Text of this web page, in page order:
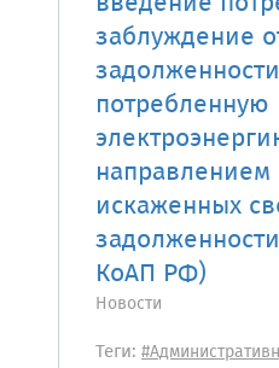
заблуждение
потребленную
искаженных
КоАП РФ)
Новости
Теги: